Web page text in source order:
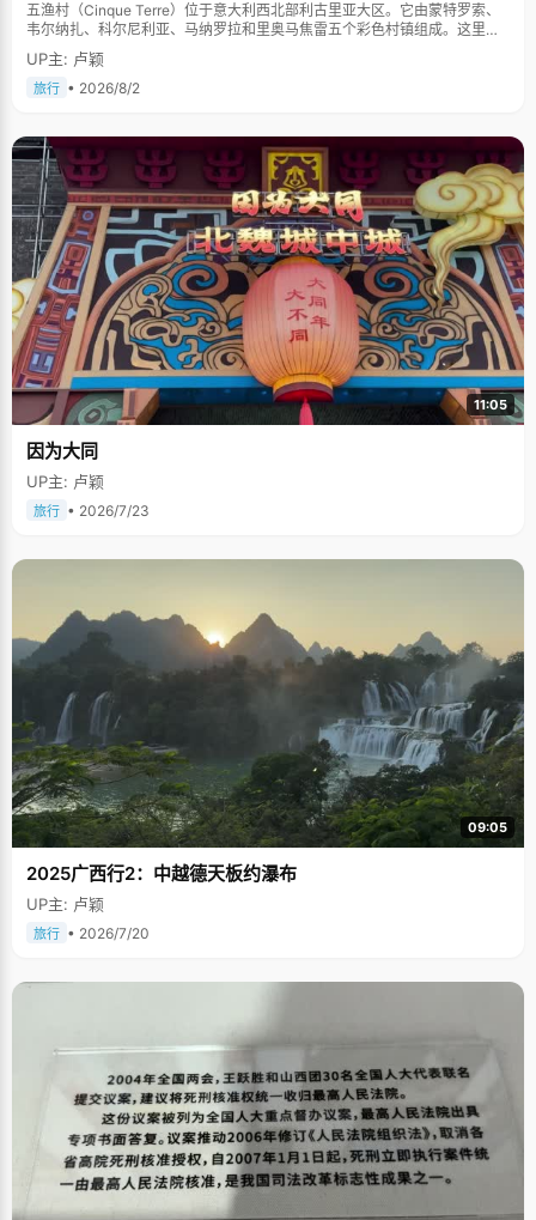
五渔村（Cinque Terre）位于意大利西北部利古里亚大区。它由蒙特罗索、
韦尔纳扎、科尔尼利亚、马纳罗拉和里奥马焦雷五个彩色村镇组成。这里依
山傍海，房屋色彩斑斓，1997年被列为世界文化遗产。
UP主: 卢颖
旅行 • 2026/8/2
11:05
因为大同
UP主: 卢颖
旅行 • 2026/7/23
09:05
2025广西行2：中越德天板约瀑布
UP主: 卢颖
旅行 • 2026/7/20